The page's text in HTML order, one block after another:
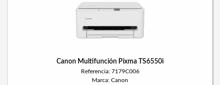
Canon Multifunción Pixma TS6550i
Referencia: 7179C006
Marca: Canon